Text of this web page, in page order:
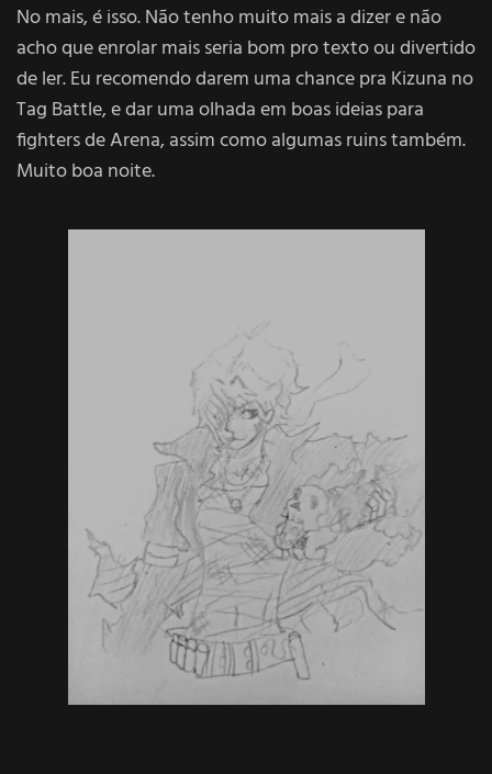
No mais, é isso. Não tenho muito mais a dizer e não
acho que enrolar mais seria bom pro texto ou divertido
de ler. Eu recomendo darem uma chance pra Kizuna no
Tag Battle, e dar uma olhada em boas ideias para
fighters de Arena, assim como algumas ruins também.
Muito boa noite.